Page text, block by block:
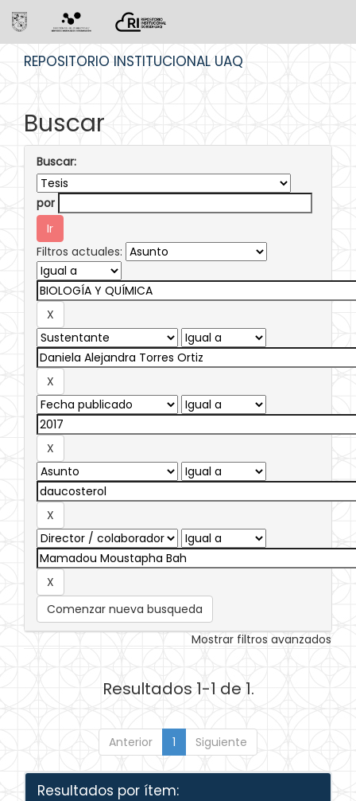
REPOSITORIO INSTITUCIONAL UAQ
Buscar
Buscar:
por
Filtros actuales:
Comenzar nueva busqueda
Mostrar filtros avanzados
Resultados 1-1 de 1.
Anterior 1 Siguiente
Resultados por ítem: